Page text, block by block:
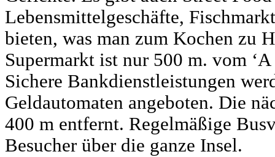
Lebensmittelgeschäfte,
bieten, was man zum Kochen zu
Supermarkt ist nur 500 m. vom
Sichere Bankdienstleistungen
Geldautomaten angeboten. Die
400 m entfernt. Regelmäßige
Besucher über die ganze Insel.